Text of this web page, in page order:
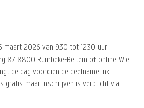
maart 2026 van 9.30 tot 12.30 uur
87, 8800 Rumbeke-Beitem of online. Wie
de dag voordien de deelnamelink.
gratis, maar inschrijven is verplicht via